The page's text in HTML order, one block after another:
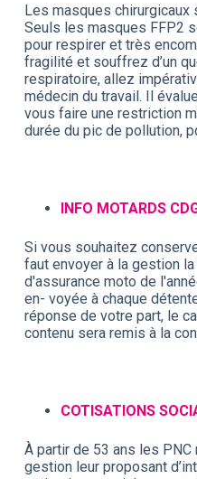
Les masques chirurgicaux
Seuls les masques FFP2
pour respirer et très
fragilité et souffrez d’un
respiratoire, allez
médecin du travail. Il
vous faire une restriction
durée du pic de pollution,
INFO MOTARDS
Si vous souhaitez
faut envoyer à la gestion
d'assurance moto de
en- voyée à chaque
réponse de votre part, le
contenu sera remis à la
COTISATIONS
À partir de 53 ans les
gestion leur proposant